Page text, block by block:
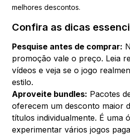
melhores descontos.
Confira as dicas
Pesquise antes de comprar:
promoção vale o preço. Leia
vídeos e veja se o jogo
estilo.
Aproveite bundles: Pacotes
oferecem um desconto maior
títulos individualmente. É uma
experimentar vários jogos